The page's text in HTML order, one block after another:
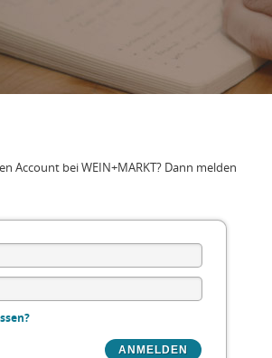
Account bei WEIN+MARKT? Dann melden